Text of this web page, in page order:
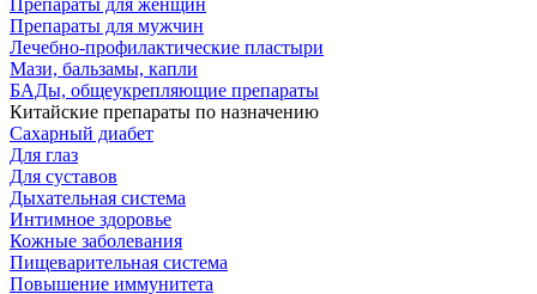
Препараты для женщин
Препараты для мужчин
Лечебно-профилактические пластыри
Мази, бальзамы, капли
БАДы, общеукрепляющие препараты
Китайские препараты по назначению
Cахарный диабет
Для глаз
Для суставов
Дыхательная система
Интимное здоровье
Кожные заболевания
Пищеварительная система
Повышение иммунитета